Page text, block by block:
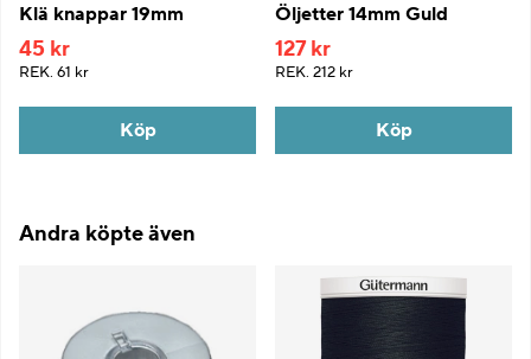
Klä knappar 19mm
45 kr
REK. 61 kr
Köp
Öljetter 14mm Guld
127 kr
REK. 212 kr
Köp
Andra köpte även